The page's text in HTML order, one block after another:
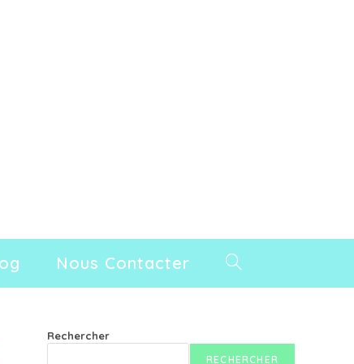
Nous Contacter Toggle
Search
Rechercher
RECHERCHER